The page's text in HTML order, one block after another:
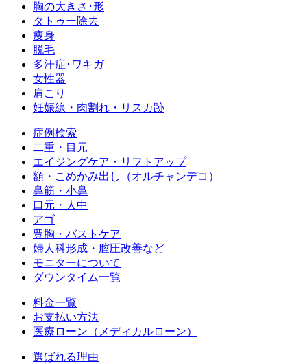
胸の大きさ･形
タトゥー除去
痩身
脱毛
多汗症･ワキガ
女性器
肩こり
妊娠線・肉割れ・リスカ跡
症例検索
二重・目元
エイジングケア・リフトアップ
額・こめかみ出し（オルチャンデコ）
鼻筋・小鼻
口元・人中
アゴ
豊胸・バストケア
婦人科形成・膣圧改善など
モニターについて
ダウンタイム一覧
料金一覧
お支払い方法
医療ローン（メディカルローン）
選ばれる理由